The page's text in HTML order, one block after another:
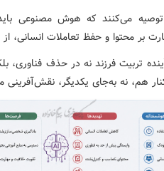
می‌کنند که هوش مصنوعی باید
بر محتوا و حفظ تعاملات انسانی،
تربیت فرزند نه در حذف
هم، نه به‌جای یکدیگر، نقش‌آفرینی